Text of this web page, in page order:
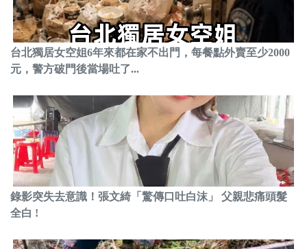
台北獨居女空姐6年來都在家不出門，每餐點外賣至少2000
元，警方破門後當場吐了...
錄影突失去意識！張文綺「驚傳口吐白沫」 父親悲痛頭髮
全白 !